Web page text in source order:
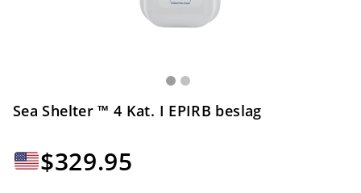
Sea Shelter ™ 4 Kat. I EPIRB beslag
$329.95